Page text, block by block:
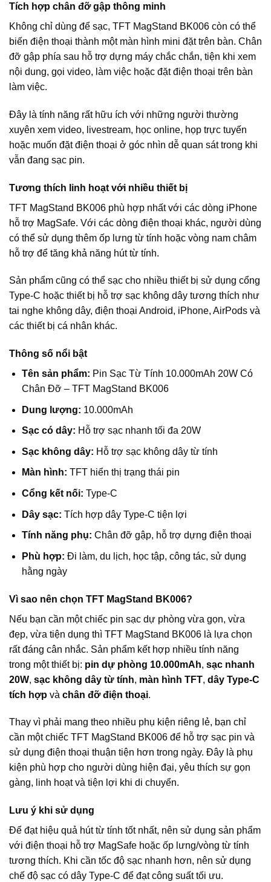
Tích hợp chân đỡ gập thông minh
Không chỉ dùng để sạc, TFT MagStand BK006 còn có thể
biến điện thoại thành một màn hình mini đặt trên bàn. Chân
đỡ gập phía sau hỗ trợ dựng máy chắc chắn, tiện khi xem
nội dung, gọi video, làm việc hoặc đặt điện thoại trên bàn
làm việc.
Đây là tính năng rất hữu ích với những người thường
xuyên xem video, livestream, học online, họp trực tuyến
hoặc muốn đặt điện thoại ở góc nhìn dễ quan sát trong khi
vẫn đang sạc pin.
Tương thích linh hoạt với nhiều thiết bị
TFT MagStand BK006 phù hợp nhất với các dòng iPhone
hỗ trợ MagSafe. Với các dòng điện thoại khác, người dùng
có thể sử dụng thêm ốp lưng từ tính hoặc vòng nam châm
hỗ trợ để tăng khả năng hút từ tính.
Sản phẩm cũng có thể sạc cho nhiều thiết bị sử dụng cổng
Type-C hoặc thiết bị hỗ trợ sạc không dây tương thích như
tai nghe không dây, điện thoại Android, iPhone, AirPods và
các thiết bị cá nhân khác.
Thông số nổi bật
Tên sản phẩm: Pin Sạc Từ Tính 10.000mAh 20W Có
Chân Đỡ – TFT MagStand BK006
Dung lượng: 10.000mAh
Sạc có dây: Hỗ trợ sạc nhanh tối đa 20W
Sạc không dây: Hỗ trợ sạc không dây từ tính
Màn hình: TFT hiển thị trạng thái pin
Cổng kết nối: Type-C
Dây sạc: Tích hợp dây Type-C tiện lợi
Tính năng phụ: Chân đỡ gập, hỗ trợ dựng điện thoại
Phù hợp: Đi làm, du lịch, học tập, công tác, sử dụng
hằng ngày
Vì sao nên chọn TFT MagStand BK006?
Nếu bạn cần một chiếc pin sạc dự phòng vừa gọn, vừa
đẹp, vừa tiện dụng thì TFT MagStand BK006 là lựa chọn
rất đáng cân nhắc. Sản phẩm kết hợp nhiều tính năng
trong một thiết bị: pin dự phòng 10.000mAh, sạc nhanh
20W, sạc không dây từ tính, màn hình TFT, dây Type-C
tích hợp và chân đỡ điện thoại.
Thay vì phải mang theo nhiều phụ kiện riêng lẻ, bạn chỉ
cần một chiếc TFT MagStand BK006 để hỗ trợ sạc pin và
sử dụng điện thoại thuận tiện hơn trong ngày. Đây là phụ
kiện phù hợp cho người dùng hiện đại, yêu thích sự gọn
gàng, linh hoạt và tiện lợi khi di chuyển.
Lưu ý khi sử dụng
Để đạt hiệu quả hút từ tính tốt nhất, nên sử dụng sản phẩm
với điện thoại hỗ trợ MagSafe hoặc ốp lưng/vòng từ tính
tương thích. Khi cần tốc độ sạc nhanh hơn, nên sử dụng
chế độ sạc có dây Type-C để đạt công suất tối ưu.